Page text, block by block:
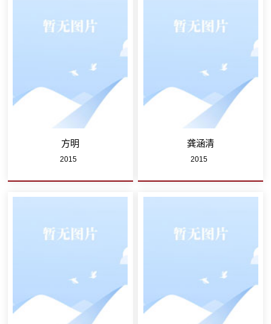
方明
2015
龚涵清
2015